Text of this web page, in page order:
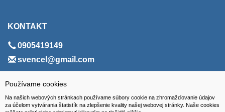
Používame cookies
Na našich webových stránkach používame súbory cookie na zhromažďovanie údajov
za účelom vytvárania štatistík na zlepšenie kvality našej webovej stránky. Naše cookies
KONTAKT
0905419149
svencel@gmail.com
ADRESA
VEST - tech s.r.o.